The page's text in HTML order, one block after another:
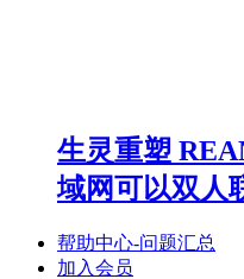
生灵重塑
域网可以双人
帮助中心-问题汇总
加入会员